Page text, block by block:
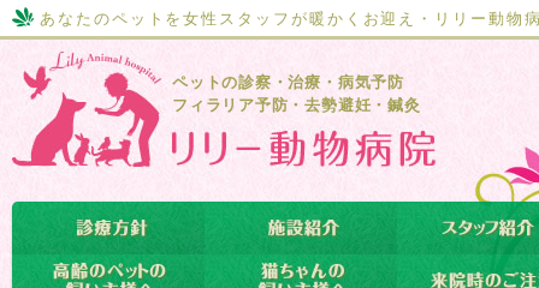
あなたのペットを女性スタッフが暖かくお迎え・リリー動物
ペットの診察・治療・病気予防
フィラリア予防・去勢避妊・鍼灸